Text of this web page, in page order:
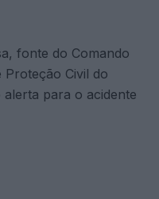
fonte do Comando
Proteção Civil do
para o acidente